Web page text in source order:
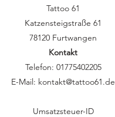
Tattoo 61
Katzensteigstraße 61
78120 Furtwangen
Kontakt
Telefon: 01775402205
E-Mail: kontakt@tattoo61.de
Umsatzsteuer-ID